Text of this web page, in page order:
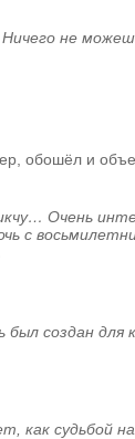
не
обошёл и
Очень
с
создан для
как судьбой